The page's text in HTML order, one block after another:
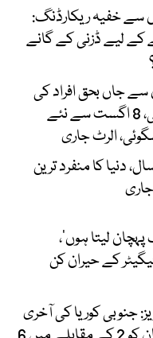
خفیہ ریکارڈنگ:
کے لیے ڈزنی کے گانے
سے جاں بحق افراد کی
تعداد 151 ہوگئی، 8 اگست سے نئے
الرٹ جاری
دھن 639 سال، دنیا کا منفرد ترین
لیتا ہوں’،
کے حیران کن
جنوبی کوریا کی آخری